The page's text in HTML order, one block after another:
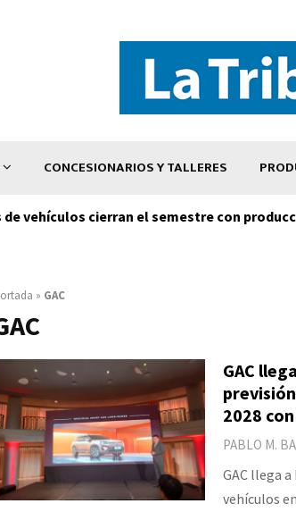
CONCESIONARIOS Y TALLERES
vehículos cierran el semestre con
» GAC
GAC
2028
PABLO M.
GAC llega
vehículos